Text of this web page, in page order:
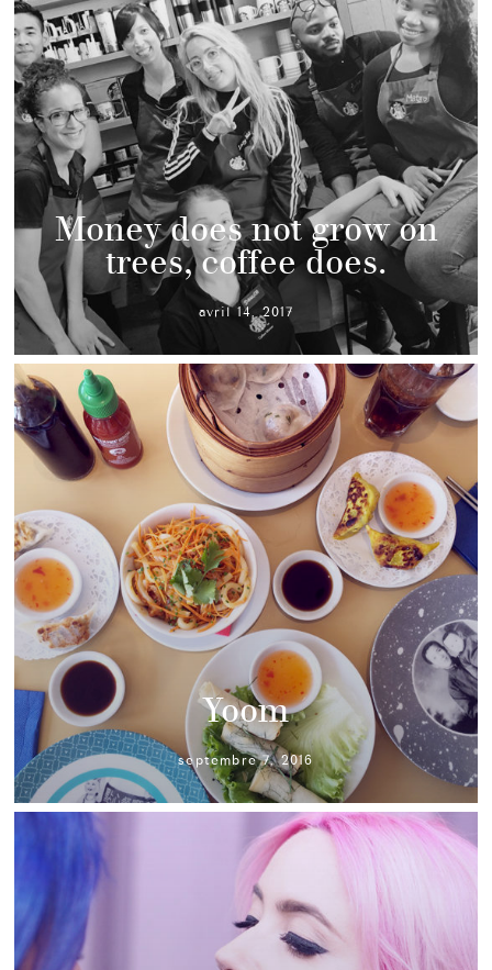
Money does not grow on
trees, coffee does.
avril 14, 2017
Yoom
septembre 7, 2016